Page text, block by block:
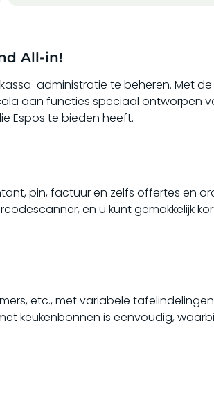
All-in!
administratie te beheren. Met
aan functies speciaal ontworpen
Espos te bieden heeft.
pin, factuur en zelfs offertes en
en u kunt gemakkelijk
etc., met variabele
keukenbonnen is eenvoudig,